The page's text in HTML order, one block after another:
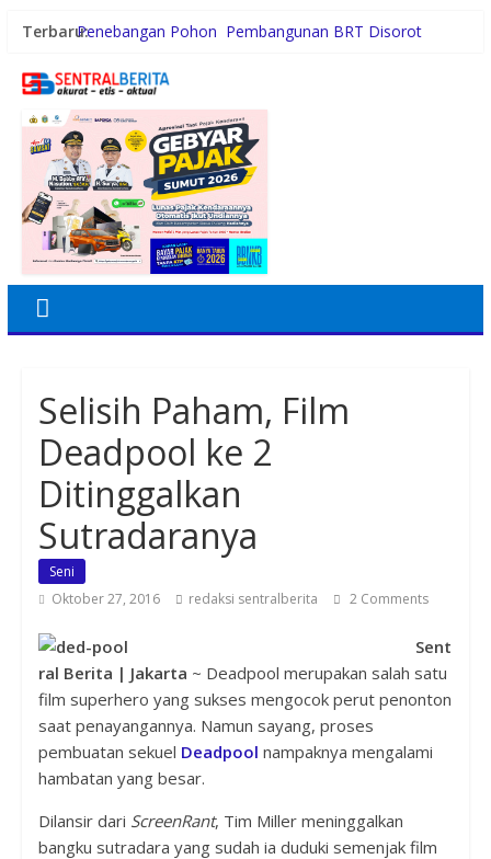
Terbaru:Penebangan Pohon Pembangunan BRT Disorot
Idi Tunong Mulai Gelar Latihan Intensif
Gubernur Bobby Nasution Wujudkan Impian SMPN 4
Sitolu Ori Miliki Gedung Permanen
Kebiasaan Finansial yang Bisa Dimulai di Usia 20-an
Selisih Paham, Film
Deadpool ke 2
Ditinggalkan
Sutradaranya
Seni
Oktober 27, 2016
redaksi sentralberita 2 Comments
Sent
ral Berita | Jakarta ~ Deadpool merupakan salah satu
film superhero yang sukses mengocok perut penonton
saat penayangannya. Namun sayang, proses
pembuatan sekuel Deadpool nampaknya mengalami
hambatan yang besar.
Dilansir dari ScreenRant, Tim Miller meninggalkan
bangku sutradara yang sudah ia duduki semenjak film